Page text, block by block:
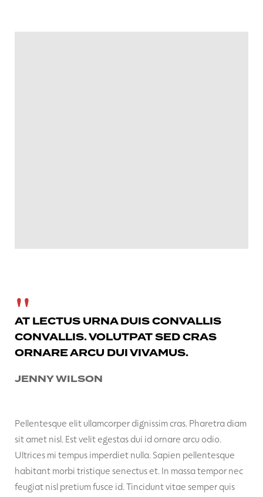
AT LECTUS URNA DUIS CONVALLIS
CONVALLIS. VOLUTPAT SED CRAS
ORNARE ARCU DUI VIVAMUS.
JENNY WILSON
Pellentesque elit ullamcorper dignissim cras. Pharetra diam
sit amet nisl. Est velit egestas dui id ornare arcu odio.
Ultrices mi tempus imperdiet nulla. Sapien pellentesque
habitant morbi tristique senectus et. In massa tempor nec
feugiat nisl pretium fusce id. Tincidunt vitae semper quis